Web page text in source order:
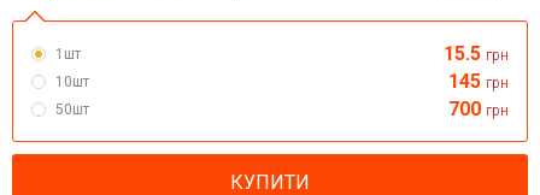
1шт 15.5 грн
10шт
145 грн
50шт
700 грн
КУПИТИ